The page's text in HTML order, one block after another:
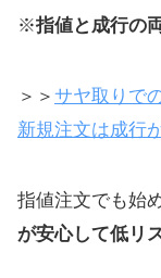
みんなの
※指値と成行の
＞＞ サヤ取りで
新規注文は成行
指値注文でも始
が安心して低リ